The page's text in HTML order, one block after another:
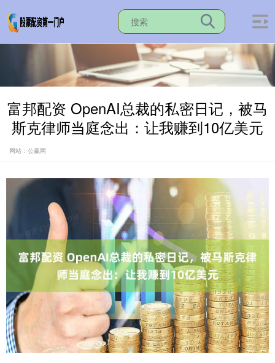
富邦配资 OpenAI总裁的私密日记，被马
斯克律师当庭念出：让我赚到10亿美元
网站：公赢网